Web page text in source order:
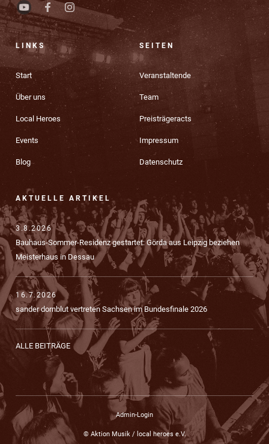
LINKS
Start
Über uns
Local Heroes
Events
Blog
SEITEN
Veranstaltende
Team
Preisträgeracts
Impressum
Datenschutz
AKTUELLE ARTIKEL
3.8.2026
Bauhaus-Sommer-Residenz gestartet: Görda aus Leipzig beziehen
Meisterhaus in Dessau
16.7.2026
sander dornblut vertreten Sachsen im Bundesfinale 2026
ALLE BEITRÄGE
Admin-Login
© Aktion Musik / local heroes e.V.